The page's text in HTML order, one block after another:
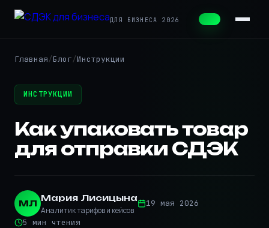
ДЛЯ БИЗНЕСА 2026
Главная Блог Инструкции
ИНСТРУКЦИИ
Как упаковать товар
для отправки СДЭК
МЛ
Мария Лисицына
Аналитик тарифов и кейсов
19 мая 2026
5 мин чтения